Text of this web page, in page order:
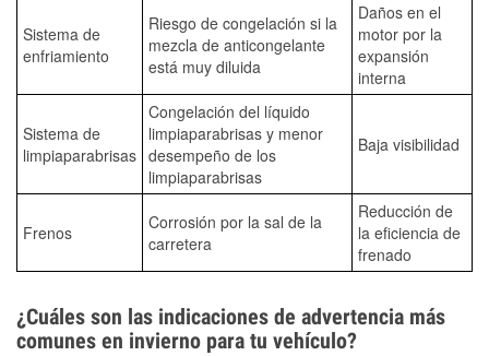
Sistema de
enfriamiento
Riesgo de congelación si la
mezcla de anticongelante
está muy diluida
Daños en el
motor por la
expansión
interna
Sistema de
limpiaparabrisas
Congelación del líquido
limpiaparabrisas y menor
desempeño de los
limpiaparabrisas
Baja visibilidad
Frenos
Corrosión por la sal de la
carretera
Reducción de
la eficiencia de
frenado
¿Cuáles son las indicaciones de advertencia más
comunes en invierno para tu vehículo?